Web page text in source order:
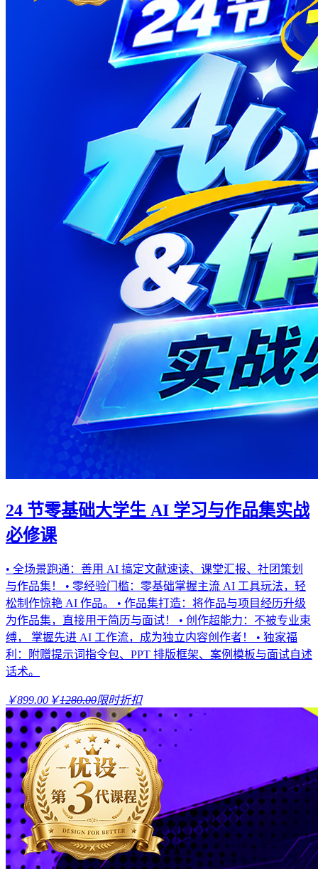
24 节零基础大学生 AI 学习与作品集实战
必修课
• 全场景跑通：善用 AI 搞定文献速读、课堂汇报、社团策划
与作品集！ • 零经验门槛：零基础掌握主流 AI 工具玩法，轻
松制作惊艳 AI 作品。 • 作品集打造：将作品与项目经历升级
为作品集，直接用于简历与面试！ • 创作超能力：不被专业束
缚， 掌握先进 AI 工作流，成为独立内容创作者！ • 独家福
利：附赠提示词指令包、PPT 排版框架、案例模板与面试自述
话术。
￥899.00 ￥1280.00限时折扣